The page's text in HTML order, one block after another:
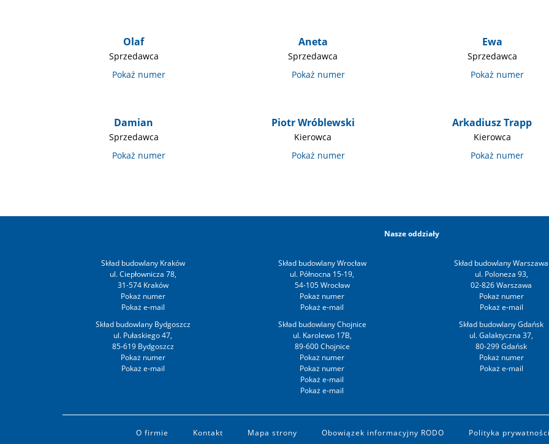
Olaf
Sprzedawca
Aneta
Sprzedawca
Ewa
Sprzedawca
Damian
Sprzedawca
Piotr Wróblewski
Kierowca
Arkadiusz Trapp
Kierowca
Nasze oddziały
Skład budowlany Kraków
ul. Ciepłownicza 78,
31-574 Kraków
Skład budowlany Wrocław
ul. Północna 15-19,
54-105 Wrocław
Skład budowlany Warszawa
ul. Poloneza 93,
02-826 Warszawa
Skład budowlany Bydgoszcz
ul. Pułaskiego 47,
85-619 Bydgoszcz
Skład budowlany Chojnice
ul. Karolewo 17B,
89-600 Chojnice
Skład budowlany Gdańsk
ul. Galaktyczna 37,
80-299 Gdańsk
O firmie Kontakt Mapa strony Obowiązek informacyjny RODO Polityka